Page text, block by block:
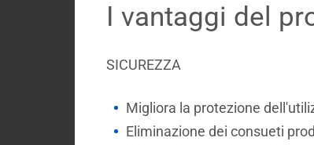
I vantaggi del
SICUREZZA
Migliora la protezione
Eliminazione dei consueti